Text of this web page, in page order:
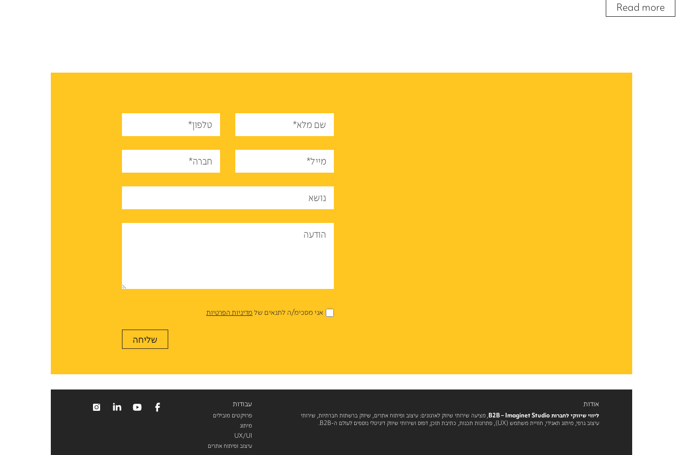
Read more
שם מלא*
טלפון*
מייל*
חברה*
נושא
הודעה
אני מסכימ/ה לתנאים שלמדיניות הפרטיות
אודות
ליווי שיווקי לחברות B2B – Imaginet Studio , מציעה שירותי שיווק לארגונים: עיצוב ופיתוח אתרים, שיווק ברשתות חברתיות, שירותי
עיצוב גרפי, מיתוג תאגידי, חוויית משתמש (UX), פתרונות תכנות, כתיבת תוכן, דפוס ושירותי שיווק דיגיטלי נוספים לעולם ה-B2B.
עבודות
פרויקטים מובילים
מיתוג
UX/UI
עיצוב ופיתוח אתרים